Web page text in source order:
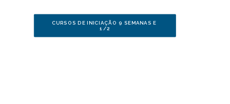
CURSOS DE INICIAÇÃO 9 SEMANAS E
1/2